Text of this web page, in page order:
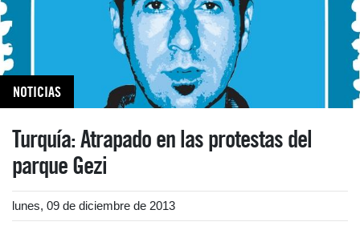
NOTICIAS
Turquía: Atrapado en las protestas del
parque Gezi
lunes, 09 de diciembre de 2013